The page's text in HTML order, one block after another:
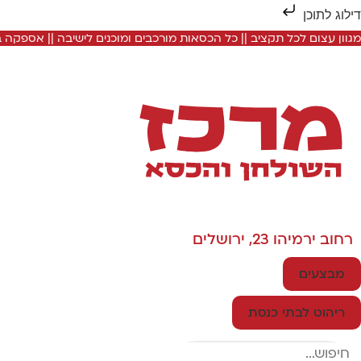
דילוג לתוכן
מגוון עצום לכל תקציב || כל הכסאות מורכבים ומוכנים לישיבה ||
רחוב ירמיהו 23, ירושלים
מבצעים
ריהוט לבתי כנסת
Search